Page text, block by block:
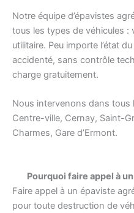
Notre équipe d’épavistes
tous les types de véhicules
utilitaire. Peu importe l’état
accidenté, sans contrôle
charge gratuitement.
Nous intervenons dans tous
Centre-ville, Cernay, Saint-
Charmes, Gare d’Ermont.
Pourquoi faire appel à
Faire appel à un épaviste
pour toute destruction de